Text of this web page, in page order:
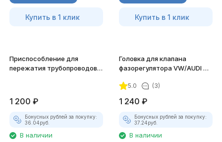
Купить в 1 клик Купить в 1 клик
Приспособление для
пережатия трубопроводов
1 200 ₽
Бонусных рублей за покупку:
36.04руб.
В наличии
Головка для клапана
фазорегулятора VW/AUDI дв.
5.0 (3)
1 240 ₽
Бонусных рублей за покупку:
37.24руб.
В наличии